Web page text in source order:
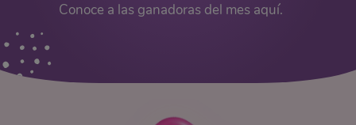
Conoce a las ganadoras del mes aquí.